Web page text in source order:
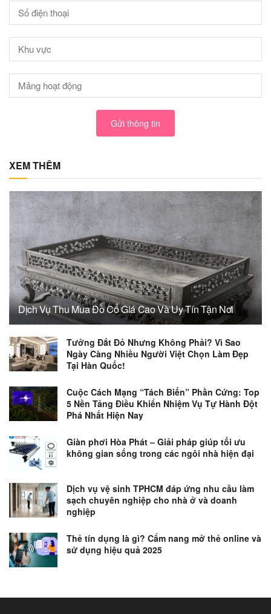
Gửi thông tin
XEM THÊM
Dịch Vụ Thu Mua Đồ Cổ Giá Cao Và Uy Tín Tận Nơi
Tưởng Đắt Đỏ Nhưng Không Phải? Vì Sao
Ngày Càng Nhiều Người Việt Chọn Làm Đẹp
Tại Hàn Quốc!
Cuộc Cách Mạng “Tách Biến” Phần Cứng: Top
5 Nền Tảng Điều Khiển Nhiệm Vụ Tự Hành Đột
Phá Nhất Hiện Nay
Giàn phơi Hòa Phát – Giải pháp giúp tối ưu
không gian sống trong các ngôi nhà hiện đại
Dịch vụ vệ sinh TPHCM đáp ứng nhu cầu làm
sạch chuyên nghiệp cho nhà ở và doanh
nghiệp
Thẻ tín dụng là gì? Cẩm nang mở thẻ online và
sử dụng hiệu quả 2025